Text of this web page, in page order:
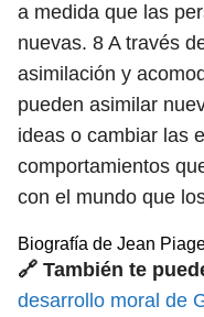
a medida que las
nuevas. 8 A través
asimilación y
pueden asimilar
ideas o cambiar las
comportamientos
con el mundo que
Biografía de Jean
🔗 También te
desarrollo moral de